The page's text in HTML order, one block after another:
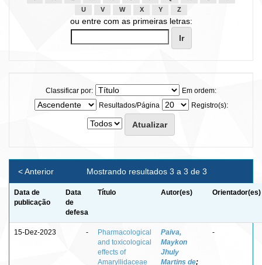
U
V W X Y Z
ou entre com as primeiras letras:
Classificar por:
Em ordem:
Resultados/Página
Registro(s):
Mostrando resultados 3 a 3 de 3
< Anterior
Data de
publicação
Data
de
defesa
Título Autor(es) Orientador(es)
15-Dez-2023 -
Pharmacological
and toxicological
effects of
Amaryllidaceae
Paiva,
Maykon
Jhuly
Martins de;
-